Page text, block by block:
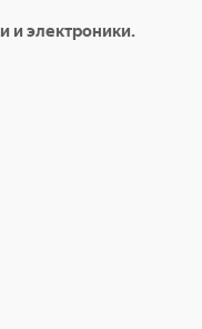
и электроники.